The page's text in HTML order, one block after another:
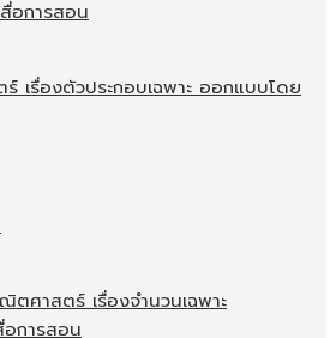
เรื่องตัวประกอบเฉพาะ ออกแบบโดย